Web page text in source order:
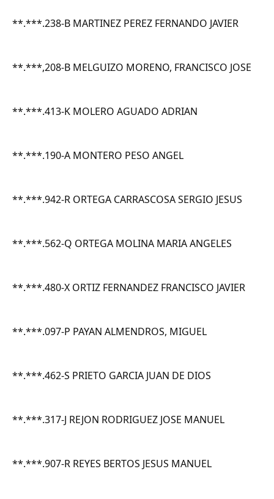
**.***.238-B MARTINEZ PEREZ FERNANDO JAVIER
**.***,208-B MELGUIZO MORENO, FRANCISCO JOSE
**.***.413-K MOLERO AGUADO ADRIAN
**.***.190-A MONTERO PESO ANGEL
**.***.942-R ORTEGA CARRASCOSA SERGIO JESUS
**.***.562-Q ORTEGA MOLINA MARIA ANGELES
**.***.480-X ORTIZ FERNANDEZ FRANCISCO JAVIER
**.***.097-P PAYAN ALMENDROS, MIGUEL
**.***.462-S PRIETO GARCIA JUAN DE DIOS
**.***.317-J REJON RODRIGUEZ JOSE MANUEL
**.***.907-R REYES BERTOS JESUS MANUEL